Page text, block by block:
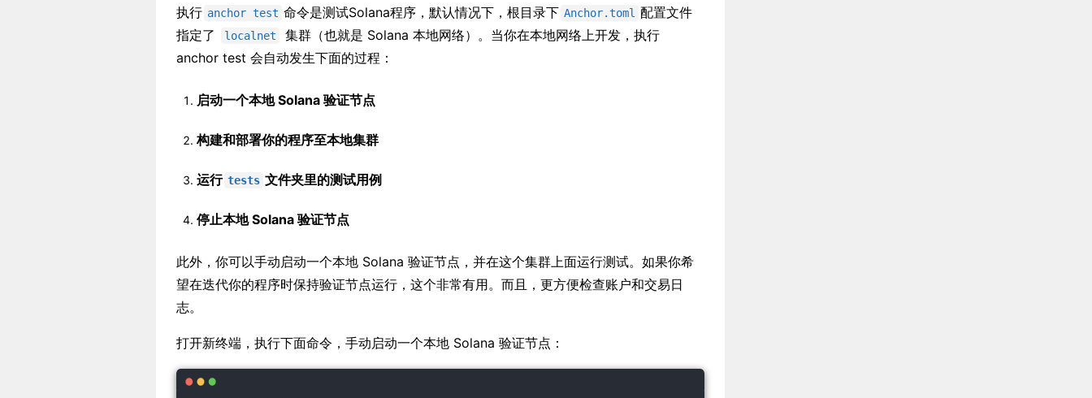
执行 anchor test 命令是测试Solana程序，默认情况下，根目录下 Anchor.toml 配置文件
指定了
localnet
集群（也就是 Solana 本地网络）。当你在本地网络上开发，执行
anchor test 会自动发生下面的过程：
启动一个本地 Solana 验证节点
构建和部署你的程序至本地集群
运行 tests 文件夹里的测试用例
停止本地 Solana 验证节点
此外，你可以手动启动一个本地 Solana 验证节点，并在这个集群上面运行测试。如果你希
望在迭代你的程序时保持验证节点运行，这个非常有用。而且，更方便检查账户和交易日
志。
打开新终端，执行下面命令，手动启动一个本地 Solana 验证节点：